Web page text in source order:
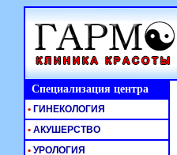
Специализация центра
• ГИНЕКОЛОГИЯ
• АКУШЕРСТВО
• УРОЛОГИЯ